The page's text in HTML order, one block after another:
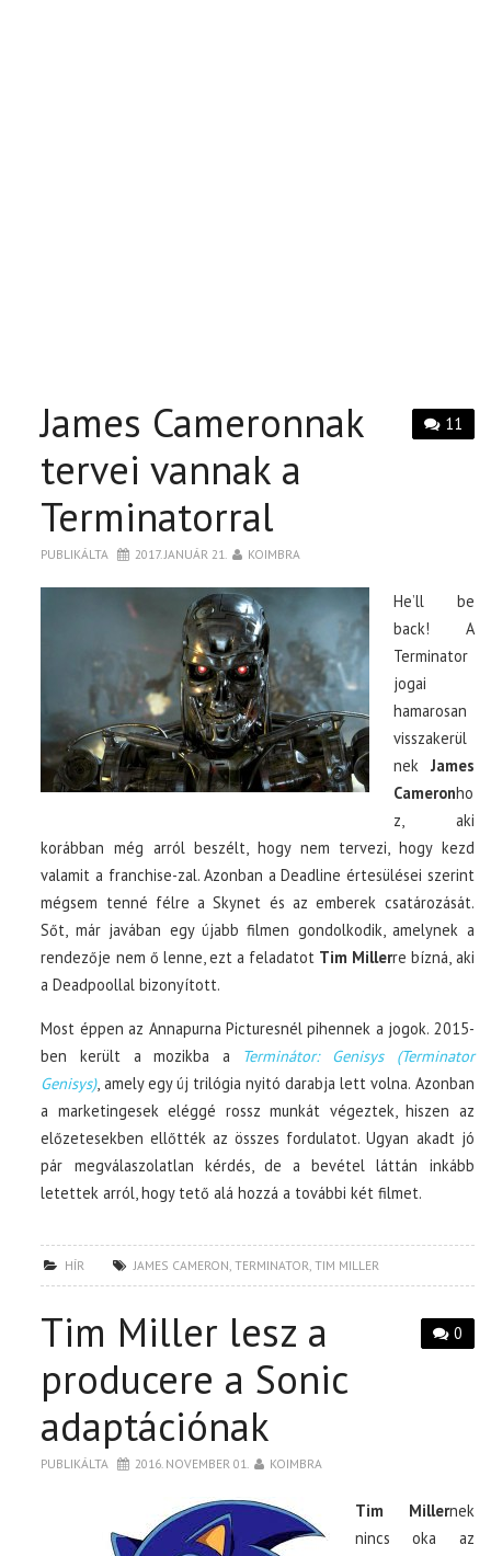
11
James Cameronnak
tervei vannak a
Terminatorral
PUBLIKÁLTA 2017. JANUÁR 21. KOIMBRA
He’ll be
back! A
Terminator
jogai
hamarosan
visszakerül
nek James
Cameronho
z, aki
korábban még arról beszélt, hogy nem tervezi, hogy kezd
valamit a franchise-zal. Azonban a Deadline értesülései szerint
mégsem tenné félre a Skynet és az emberek csatározását.
Sőt, már javában egy újabb filmen gondolkodik, amelynek a
rendezője nem ő lenne, ezt a feladatot Tim Millerre bízná, aki
a Deadpoollal bizonyított.
Most éppen az Annapurna Picturesnél pihennek a jogok. 2015-
ben került a mozikba a
Terminátor: Genisys (Terminator
Genisys), amely egy új trilógia nyitó darabja lett volna. Azonban
a marketingesek eléggé rossz munkát végeztek, hiszen az
előzetesekben ellőtték az összes fordulatot. Ugyan akadt jó
pár megválaszolatlan kérdés, de a bevétel láttán inkább
letettek arról, hogy tető alá hozzá a további két filmet.
HÍR JAMES CAMERON,TERMINATOR,TIM MILLER
0
Tim Miller lesz a
producere a Sonic
adaptációnak
PUBLIKÁLTA 2016. NOVEMBER 01. KOIMBRA
Tim Millernek
nincs oka az